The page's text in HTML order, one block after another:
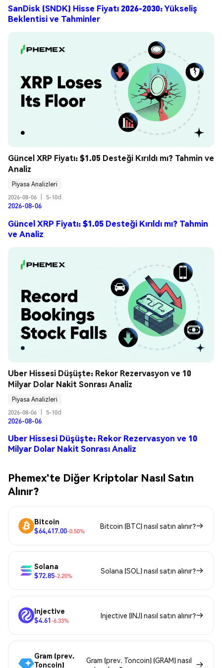
SanDisk (SNDK) Hisse Fiyatı 2026-2030: Yükseliş
Beklentisi ve Tahminler
Güncel XRP Fiyatı: $1.05 Desteği Kırıldı mı? Tahmin ve
Analiz
Piyasa Analizleri
2026-08-06
5-10d
2026-08-06
Güncel XRP Fiyatı: $1.05 Desteği Kırıldı mı? Tahmin
ve Analiz
Uber Hissesi Düşüşte: Rekor Rezervasyon ve 10
Milyar Dolar Nakit Sonrası Analiz
Piyasa Analizleri
2026-08-06
5-10d
2026-08-06
Uber Hissesi Düşüşte: Rekor Rezervasyon ve 10
Milyar Dolar Nakit Sonrası Analiz
Phemex'te Diğer Kriptolar Nasıl Satın
Alınır?
Bitcoin
$64,417.00-0.50%
Bitcoin (BTC) nasıl satın alınır?
Solana
$72.85-2.20%
Solana (SOL) nasıl satın alınır?
Injective
$4.61-6.33%
Injective (INJ) nasıl satın alınır?
Gram (prev.
Toncoin)
Gram (prev. Toncoin) (GRAM) nasıl